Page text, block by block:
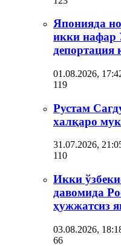
Японияда
икки нафар
депортация
01.08.2026,
119
Рустам
халқаро
31.07.2026,
110
Икки
давомида
ҳужжатсиз
03.08.2026,
66